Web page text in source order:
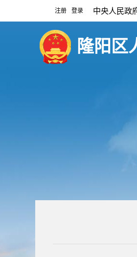
注册 登录 中央人民政
隆阳区